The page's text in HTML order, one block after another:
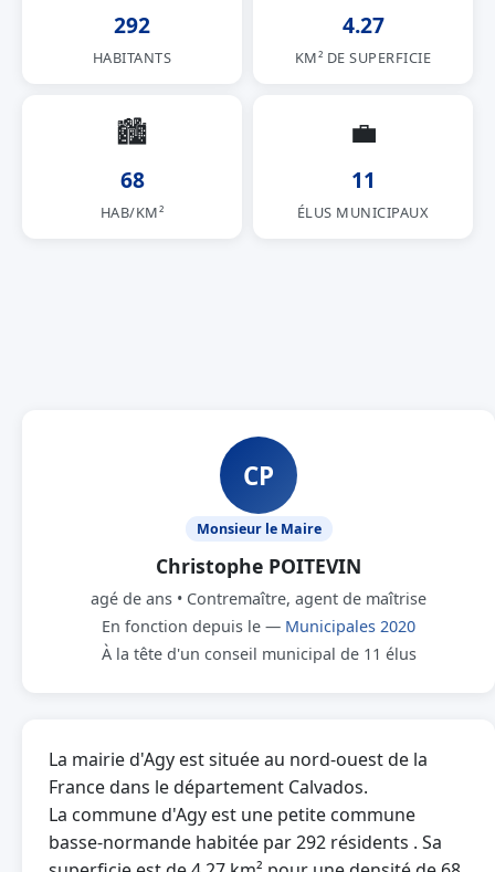
292
HABITANTS
4.27
KM² DE SUPERFICIE
🏙
68
HAB/KM²
💼
11
ÉLUS MUNICIPAUX
CP
Monsieur le Maire
Christophe POITEVIN
agé de ans • Contremaître, agent de maîtrise
En fonction depuis le — Municipales 2020
À la tête d'un conseil municipal de 11 élus
La mairie d'Agy est située au nord-ouest de la
France dans le département Calvados.
La commune d'Agy est une petite commune
basse-normande habitée par 292 résidents . Sa